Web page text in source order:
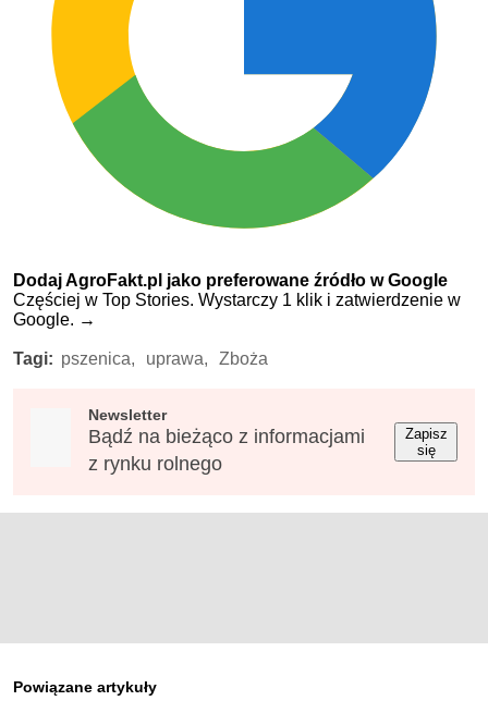
Dodaj AgroFakt.pl jako preferowane źródło w Google
Częściej w Top Stories. Wystarczy 1 klik i zatwierdzenie w
Google. →
Tagi: pszenica, uprawa, Zboża
Newsletter
Bądź na bieżąco z informacjami
z rynku rolnego
Zapisz
się
Powiązane artykuły